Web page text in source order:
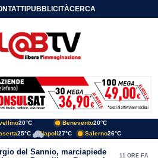
PUBBLICITÀCERCA
20°C Benevento20°C
25°C Napoli27°C Salerno26°C
del Sannio, marciapiede
11 ORE FA